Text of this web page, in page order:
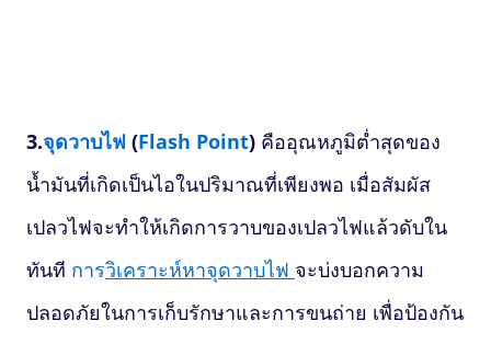
3.จุดวาบไฟ (Flash Point) คืออุณหภูมิต่ำสุดของ
น้ำมันที่เกิดเป็นไอในปริมาณที่เพียงพอ เมื่อสัมผัส
เปลวไฟจะทำให้เกิดการวาบของเปลวไฟแล้วดับใน
ทันที การวิเคราะห์หาจุดวาบไฟ จะบ่งบอกความ
ปลอดภัยในการเก็บรักษาและการขนถ่าย เพื่อป้องกัน